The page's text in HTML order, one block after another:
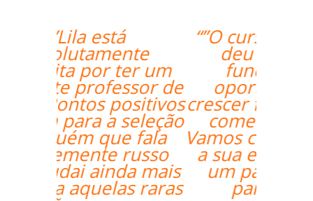
“”O curso foi ótimo, e
deu aos nossos
funcionários a
oportunidade de
crescer fora do horário
comercial normal.
Vamos continuar a usar
a sua empresa como
um parceiro daqui
para frente””